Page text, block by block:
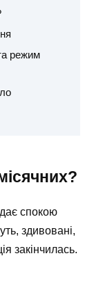
режим
спокою
здивовані,
закінчилась.